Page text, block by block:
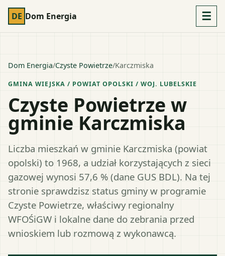
DE Dom Energia ☰
Dom Energia/Czyste Powietrze/Karczmiska
GMINA WIEJSKA / POWIAT OPOLSKI / WOJ. LUBELSKIE
Czyste Powietrze w
gminie Karczmiska
Liczba mieszkań w gminie Karczmiska (powiat
opolski) to 1968, a udział korzystających z sieci
gazowej wynosi 57,6 % (dane GUS BDL). Na tej
stronie sprawdzisz status gminy w programie
Czyste Powietrze, właściwy regionalny
WFOŚiGW i lokalne dane do zebrania przed
wnioskiem lub rozmową z wykonawcą.